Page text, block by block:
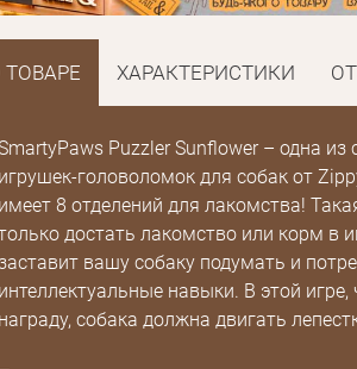
ТОВАРЕ ХАРАКТЕРИСТИКИ
Puzzler Sunflower – одна
игрушек-головоломок для собак от
имеет 8 отделений для лакомства!
достать лакомство или корм в
заставит вашу собаку подумать и
интеллектуальные навыки. В этой
награду, собака должна двигать